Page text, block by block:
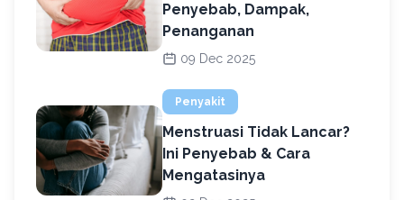
Penyebab, Dampak,
Penanganan
09 Dec 2025
Penyakit
Menstruasi Tidak Lancar?
Ini Penyebab & Cara
Mengatasinya